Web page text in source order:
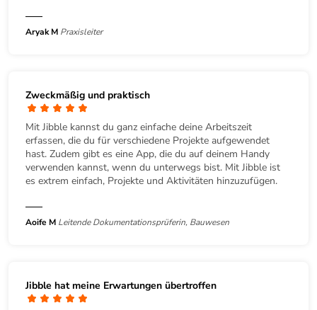
Aryak M Praxisleiter
Zweckmäßig und praktisch
Mit Jibble kannst du ganz einfache deine Arbeitszeit
erfassen, die du für verschiedene Projekte aufgewendet
hast. Zudem gibt es eine App, die du auf deinem Handy
verwenden kannst, wenn du unterwegs bist. Mit Jibble ist
es extrem einfach, Projekte und Aktivitäten hinzuzufügen.
Aoife M Leitende Dokumentationsprüferin, Bauwesen
Jibble hat meine Erwartungen übertroffen